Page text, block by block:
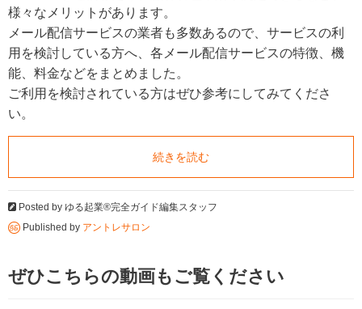
様々なメリットがあります。
メール配信サービスの業者も多数あるので、サービスの利
用を検討している方へ、各メール配信サービスの特徴、機
能、料金などをまとめました。
ご利用を検討されている方はぜひ参考にしてみてくださ
い。
続きを読む
Posted by ゆる起業®完全ガイド編集スタッフ
Published by アントレサロン
ぜひこちらの動画もご覧ください